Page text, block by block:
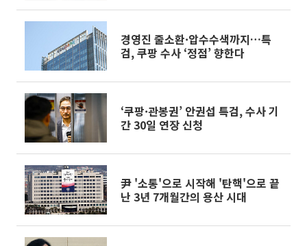
경영진 줄소환·압수수색까지…특
검, 쿠팡 수사 ‘정점’ 향한다
‘쿠팡·관봉권’ 안권섭 특검, 수사 기
간 30일 연장 신청
尹 '소통'으로 시작해 '탄핵'으로 끝
난 3년 7개월간의 용산 시대